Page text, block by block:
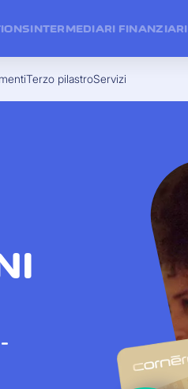
Terzo pilastroServizi
INTERMEDIARI FINANZIARI